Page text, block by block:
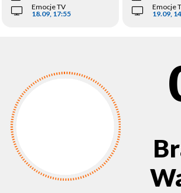
Emocje TV
18.09, 17:55
Emocje
19.09,